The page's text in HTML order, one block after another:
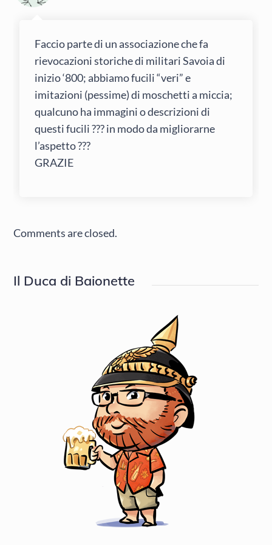
Faccio parte di un associazione che fa
rievocazioni storiche di militari Savoia di
inizio ‘800; abbiamo fucili “veri” e
imitazioni (pessime) di moschetti a miccia;
qualcuno ha immagini o descrizioni di
questi fucili ??? in modo da migliorarne
l’aspetto ???
GRAZIE
Comments are closed.
Il Duca di Baionette